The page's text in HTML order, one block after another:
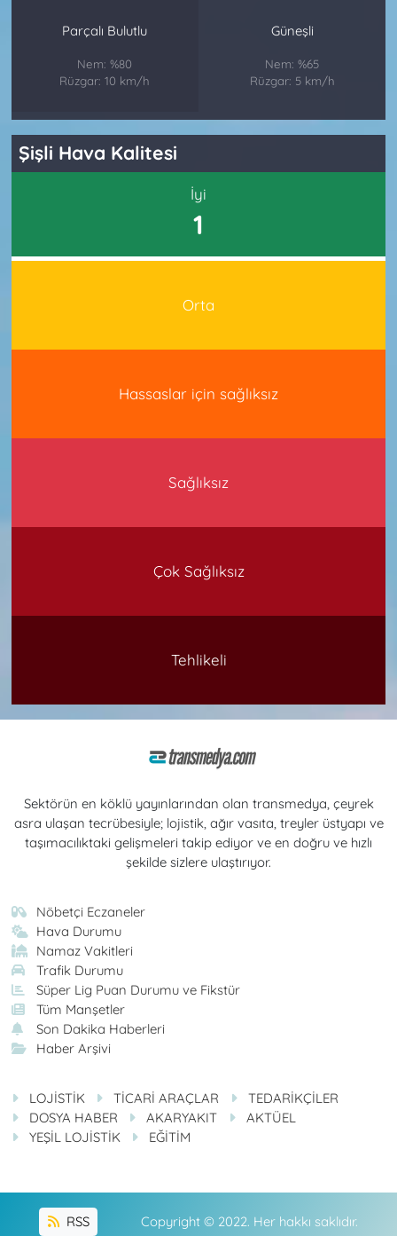
Parçalı Bulutlu
Nem: %80
Rüzgar: 10 km/h
Güneşli
Nem: %65
Rüzgar: 5 km/h
Şişli Hava Kalitesi
İyi
1
Orta
Hassaslar için sağlıksız
Sağlıksız
Çok Sağlıksız
Tehlikeli
Sektörün en köklü yayınlarından olan transmedya, çeyrek
asra ulaşan tecrübesiyle; lojistik, ağır vasıta, treyler üstyapı ve
taşımacılıktaki gelişmeleri takip ediyor ve en doğru ve hızlı
şekilde sizlere ulaştırıyor.
Nöbetçi Eczaneler
Hava Durumu
Namaz Vakitleri
Trafik Durumu
Süper Lig Puan Durumu ve Fikstür
Tüm Manşetler
Son Dakika Haberleri
Haber Arşivi
LOJİSTİK TİCARİ ARAÇLAR
TEDARİKÇİLER
DOSYA HABER
AKARYAKIT
AKTÜEL
YEŞİL LOJİSTİK
EĞİTİM
RSS Copyright © 2022. Her hakkı saklıdır.